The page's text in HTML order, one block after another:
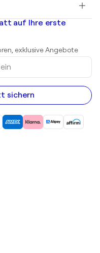
auf Ihre erste
exklusive Angebote
sichern